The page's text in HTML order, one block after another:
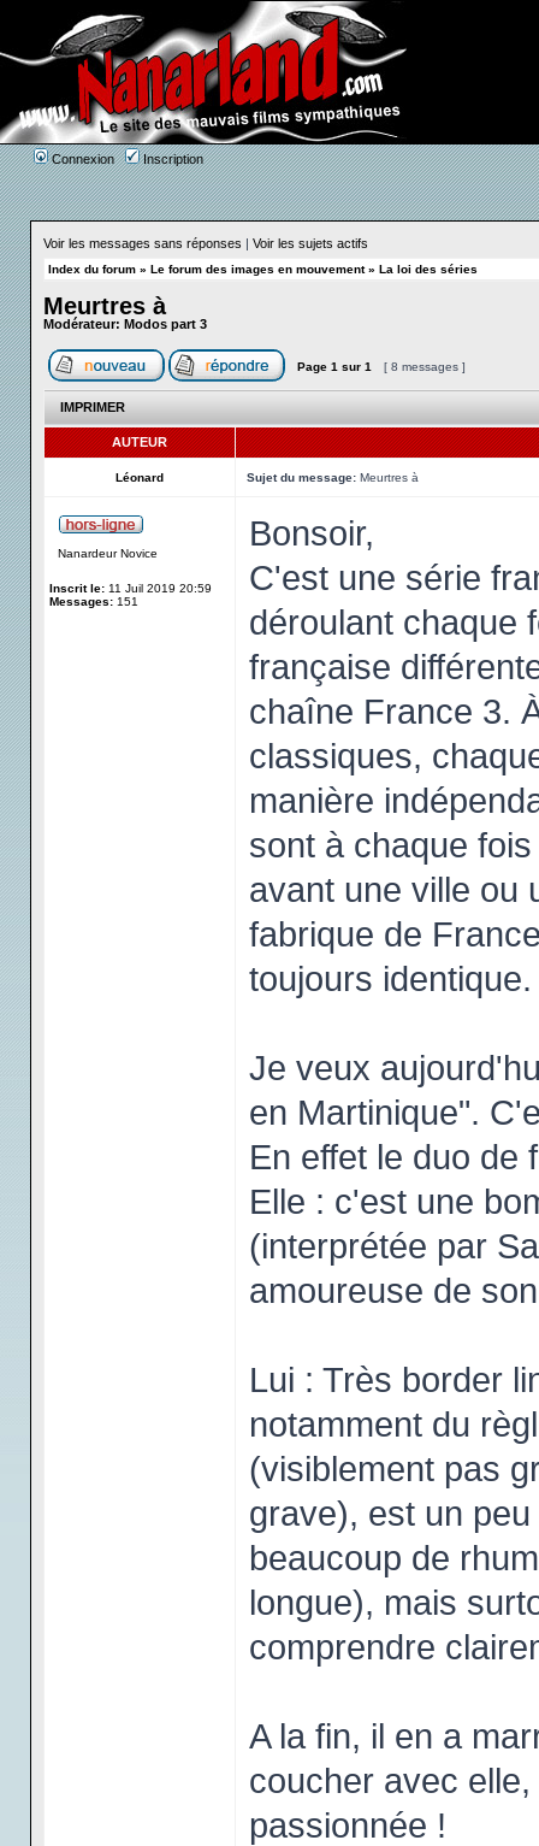
Connexion Inscription
Voir les messages sans réponses | Voir les sujets actifs
Index du forum » Le forum des images en mouvement» La loi des séries
Meurtres à
Modérateur: Modos part 3
Page 1 sur 1 [ 8 messages ]
IMPRIMER
AUTEUR
Léonard Sujet du message: Meurtres à
Nanardeur Novice
Inscrit le: 11 Juil 2019 20:59
Messages: 151
Bonsoir,
C'est une série
déroulant chaque
française
chaîne France 3.
classiques,
manière
sont à chaque
avant une ville ou
fabrique de
toujours identique.
Je veux
en Martinique".
En effet le duo de
Elle : c'est une
(interprétée par
amoureuse de
Lui : Très border
notamment du
(visiblement pas
grave), est un
beaucoup de
longue), mais
comprendre
A la fin, il en a
coucher avec
passionnée !